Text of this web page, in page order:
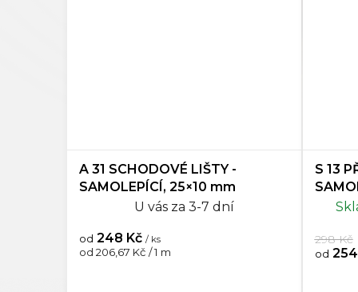
A 31 SCHODOVÉ LIŠTY -
SAMOLEPÍCÍ, 25×10 mm
U vás za 3-7 dní
od 248 Kč / ks
Měrná
od 206,67 Kč / 1 m
S 13
od
298 Kč